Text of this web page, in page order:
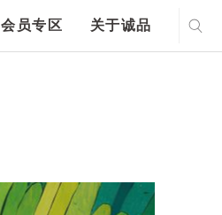
会员专区 关于诚品